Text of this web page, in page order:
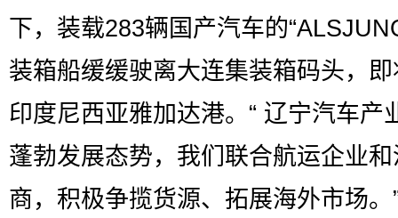
下，装载283辆国产汽车的
装箱船缓缓驶离大连集装箱码头，
印度尼西亚雅加达港。“ 辽宁汽车产
蓬勃发展态势，我们联合航运企业
商，积极争揽货源、拓展海外市场。